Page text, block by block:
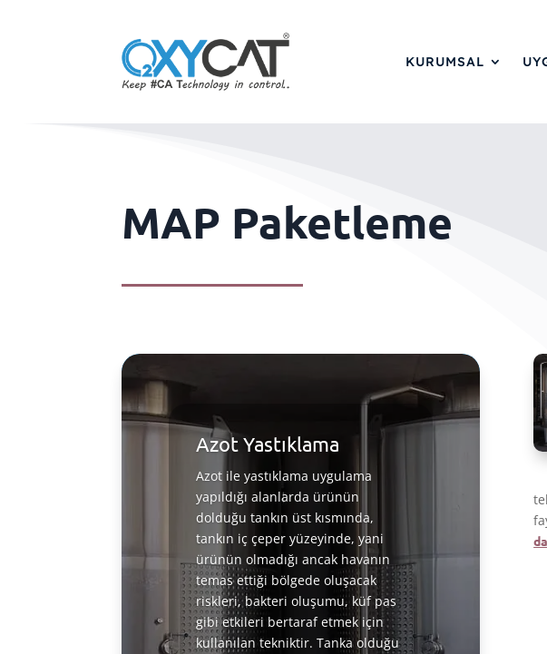
KURUMSAL
MAP Paketleme
Azot Yastıklama
Azot ile yastıklama uygulama
yapıldığı alanlarda ürünün
dolduğu tankın üst kısmında,
tankın iç çeper yüzeyinde, yani
ürünün olmadığı ancak havanın
temas ettiği bölgede oluşacak
riskleri, bakteri oluşumu, küf pas
gibi etkileri bertaraf etmek için
kullanılan tekniktir. Tanka olduğu